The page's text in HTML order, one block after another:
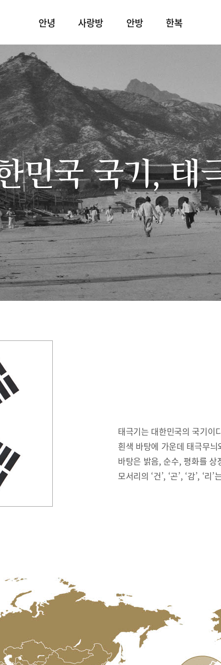
안녕 사랑방 안방 한복
민국 국기, 태
태극기는 대한민국의 국기이
흰색 바탕에 가운데 태극무
바탕은 밝음, 순수, 평화를 상
모서리의 ‘건’, ‘곤’, ‘감’, ‘